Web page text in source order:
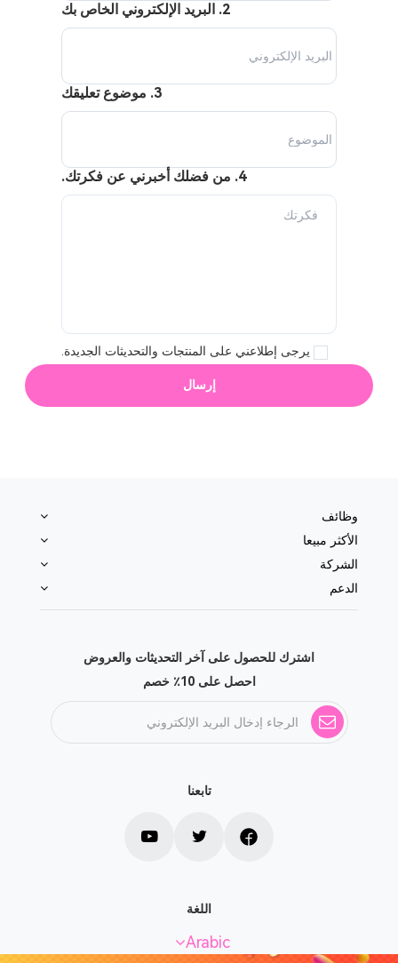
2. البريد الإلكتروني الخاص بك
3. موضوع تعليقك
4. من فضلك أخبرني عن فكرتك.
يرجى إطلاعني على المنتجات والتحديثات الجديدة.
إرسال
وظائف
الأكثر مبيعا
الشركة
الدعم
اشترك للحصول على آخر التحديثات والعروض
احصل على 10٪ خصم
تابعنا
اللغة
Arabic